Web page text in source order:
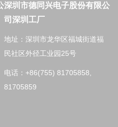
深圳市德同兴电子股份有限公
司深圳工厂
地址：深圳市龙华区福城街道福
民社区外径工业园25号
电话：+86(755) 81705858,
81705859